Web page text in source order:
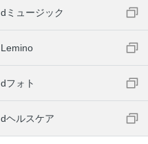
dミュージック
Lemino
dフォト
dヘルスケア